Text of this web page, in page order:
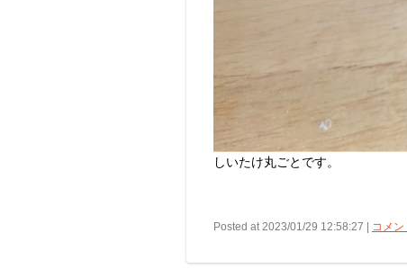
しいたけ丸ごとです。
Posted at 2023/01/29 12:58:27 | コメ